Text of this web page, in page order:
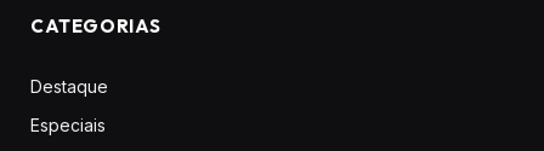
CATEGORIAS
Destaque
Especiais